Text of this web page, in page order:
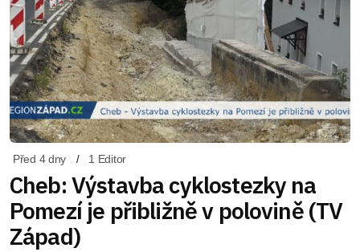
Před 4 dny 1 Editor
Cheb: Výstavba cyklostezky na
Pomezí je přibližně v polovině (TV
Západ)